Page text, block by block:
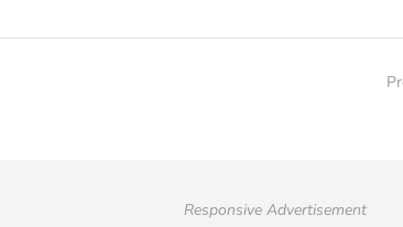
Responsive Advertisement